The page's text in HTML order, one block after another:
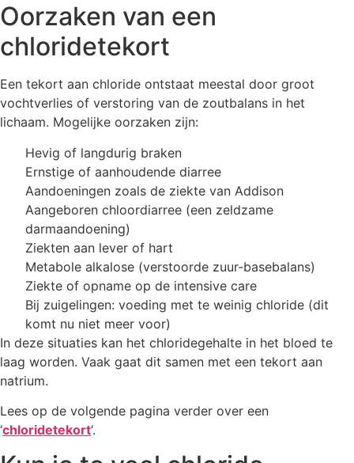
Oorzaken van een
chloridetekort
Een tekort aan chloride ontstaat meestal door groot
vochtverlies of verstoring van de zoutbalans in het
lichaam. Mogelijke oorzaken zijn:
Hevig of langdurig braken
Ernstige of aanhoudende diarree
Aandoeningen zoals de ziekte van Addison
Aangeboren chloordiarree (een zeldzame
darmaandoening)
Ziekten aan lever of hart
Metabole alkalose (verstoorde zuur-basebalans)
Ziekte of opname op de intensive care
Bij zuigelingen: voeding met te weinig chloride (dit
komt nu niet meer voor)
In deze situaties kan het chloridegehalte in het bloed te
laag worden. Vaak gaat dit samen met een tekort aan
natrium.
Lees op de volgende pagina verder over een
‘chloridetekort‘.